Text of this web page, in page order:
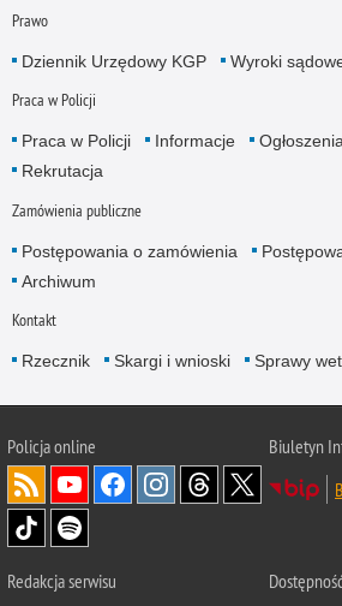
Prawo
Dziennik Urzędowy KGP Wyroki
Praca w Policji
Praca w Policji Informacje
Rekrutacja
Zamówienia publiczne
Postępowania o zamówienia
Archiwum
Kontakt
Rzecznik Skargi i wnioski Sprawy
Policjaonline
Biuletyn
Redakcja serwisu Dostępność